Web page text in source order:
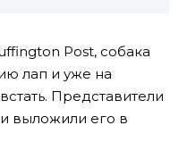
Post, собака
лап и уже на
Представители
выложили его в